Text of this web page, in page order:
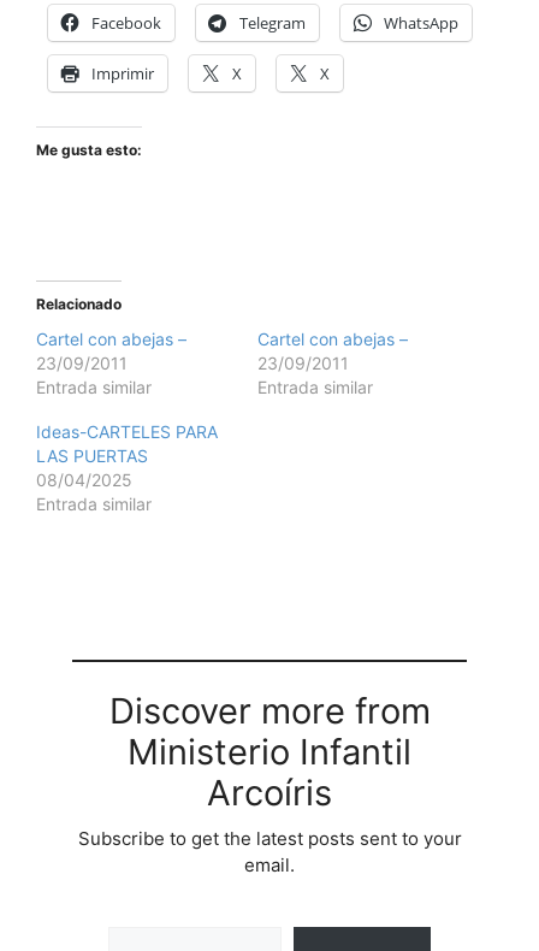
Facebook Telegram WhatsApp
Imprimir X X
Me gusta esto:
Relacionado
Cartel con abejas –
23/09/2011
Entrada similar
Cartel con abejas –
23/09/2011
Entrada similar
Ideas-CARTELES PARA
LAS PUERTAS
08/04/2025
Entrada similar
Discover more from
Ministerio Infantil
Arcoíris
Subscribe to get the latest posts sent to your
email.